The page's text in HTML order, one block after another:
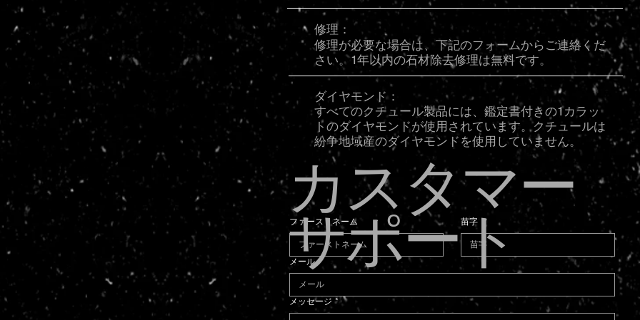
ファーストネーム 苗字
メール *
メッセージ *
カスタマー
サポート
修理：
修理が必要な場合は、下記のフォームからご連絡くだ
さい。1年以内の石材除去修理は無料です。
ダイヤモンド：
すべてのクチュール製品には、鑑定書付きの1カラッ
トのダイヤモンドが使用されています。クチュールは
紛争地域産のダイヤモンドを使用していません。